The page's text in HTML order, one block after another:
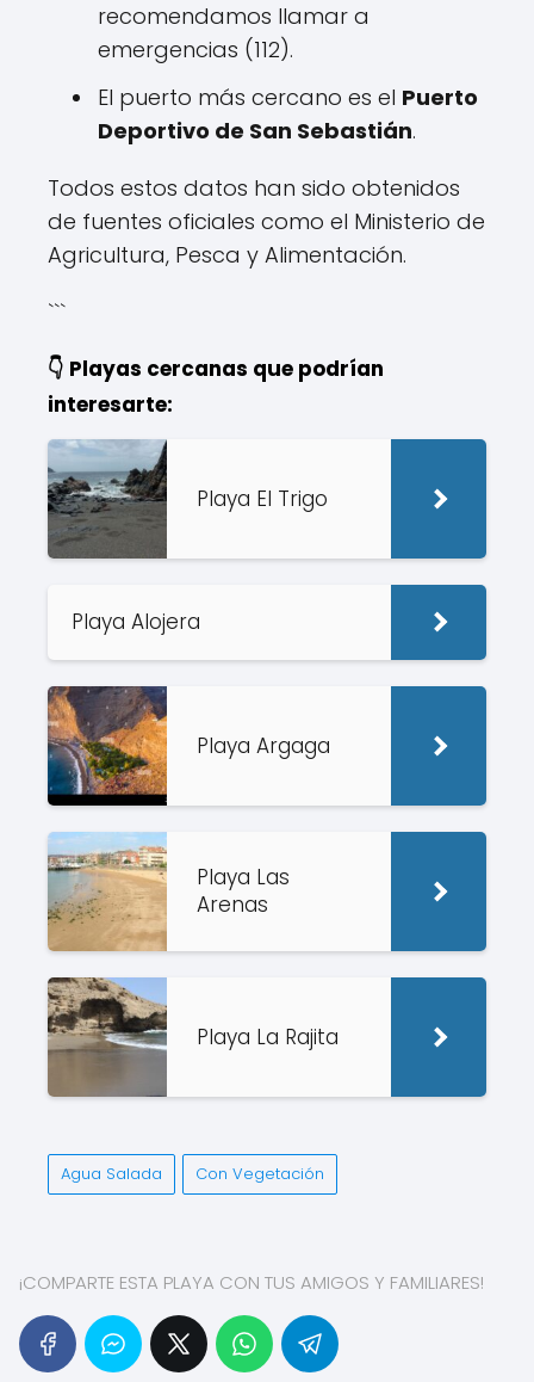
recomendamos llamar a
emergencias (112).
El puerto más cercano es el Puerto
Deportivo de San Sebastián.
Todos estos datos han sido obtenidos
de fuentes oficiales como el Ministerio de
Agricultura, Pesca y Alimentación.
```
👇 Playas cercanas que podrían
interesarte:
Playa El Trigo
Playa Alojera
Playa Argaga
Playa Las
Arenas
Playa La Rajita
Agua Salada Con Vegetación
¡COMPARTE ESTA PLAYA CON TUS AMIGOS Y FAMILIARES!